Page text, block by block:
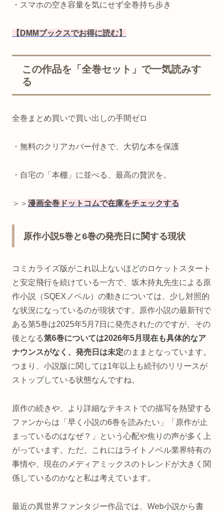
・スマホの空き容量を気にせず全巻持ち歩き
【DMMブックスでお得に読む】
この作品を「全巻セット」で一気読みす
る
全巻まとめ買いで買い出しの手間ゼロ
・無料のクリアカバー付きで、大切な本を保護
・自宅の「本棚」に並べる、最高の贅沢を。
＞＞ 漫画全巻ドットコムで在庫をチェックする
原作小説5巻と6巻の発売日に関する現状
コミカライズ版がこれ以上ないほどのロケットスタート
と安定飛行を続けている一方で、坂木持丸先生による原
作小説（SQEXノベル）の動きについては、少し対照的
な状況になっているのが現状です。原作小説の最新刊で
ある第5巻は2025年5月7日に発売されたのですが、その
後となる第6巻については2026年5月現在も具体的なア
ナウンスがなく、発売日は未定のままとなっています。
つまり、小説版に関しては1年以上も続刊のリリースが
ストップしている状態なんですね。
原作の続きや、より詳細なテキストでの描写を熱望する
ファンからは「早く小説の6巻を読みたい」「原作が止
まっているのはなぜ？」という心配や焦りの声が多く上
がっています。ただ、これにはライトノベル業界特有の
事情や、現在のメディアミックスのトレンドが大きく関
係しているのかなと私は考えています。
最近の異世界ファンタジー作品では、Web小説から書